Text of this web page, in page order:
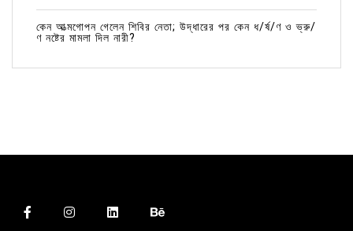
কেন আত্মগোপন গেলেন শিবির নেতা; উদ্ধারের পর কেন ধ/র্ষ/ণ ও ভ্রু/
ণ নষ্টের মামলা দিল নারী?